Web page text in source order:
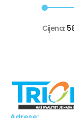
Cijena: